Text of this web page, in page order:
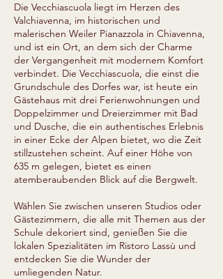
Die Vecchiascuola liegt im Herzen des
Valchiavenna, im historischen und
malerischen Weiler Pianazzola in Chiavenna,
und ist ein Ort, an dem sich der Charme
der Vergangenheit mit modernem Komfort
verbindet. Die Vecchiascuola, die einst die
Grundschule des Dorfes war, ist heute ein
Gästehaus mit drei Ferienwohnungen und
Doppelzimmer und Dreierzimmer mit Bad
und Dusche, die ein authentisches Erlebnis
in einer Ecke der Alpen bietet, wo die Zeit
stillzustehen scheint. Auf einer Höhe von
635 m gelegen, bietet es einen
atemberaubenden Blick auf die Bergwelt.
Wählen Sie zwischen unseren Studios oder
Gästezimmern, die alle mit Themen aus der
Schule dekoriert sind, genießen Sie die
lokalen Spezialitäten im Ristoro Lassù und
entdecken Sie die Wunder der
umliegenden Natur.